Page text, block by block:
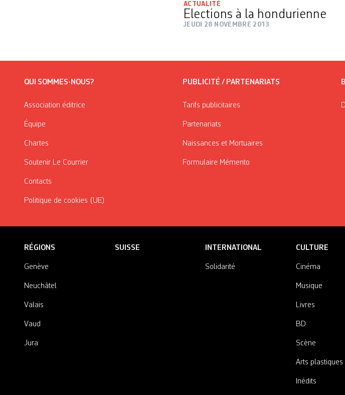
ACTUALITÉ
Elections à la hondurienne
JEUDI 28 NOVEMBRE 2013
QUI SOMMES-NOUS?
Association éditrice
Équipe
Chartes
Soutenir Le Courrier
Contacts
Politique de cookies (UE)
PUBLICITÉ / PARTENARIATS
Tarifs publicitaires
Partenariats
Naissances et Mortuaires
Formulaire Mémento
RÉGIONS
Genève
Neuchâtel
Valais
Vaud
Jura
SUISSE INTERNATIONAL
Solidarité
CULTURE
Cinéma
Musique
Livres
BD
Scène
Arts plastiques
Inédits